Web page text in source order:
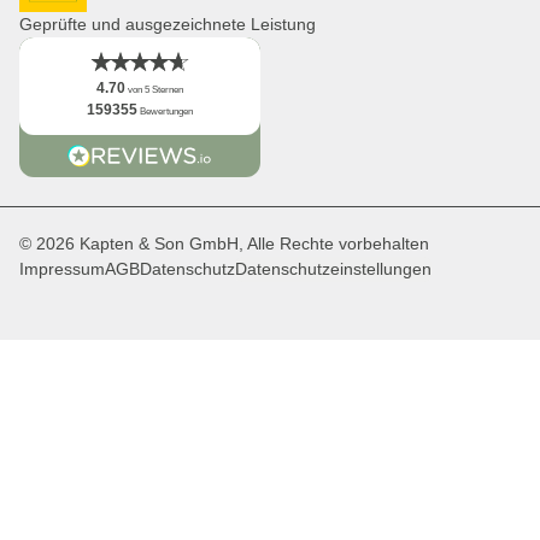
App
Geprüfte und ausgezeichnete Leistung
4.70 von 5 Sternen
159355 Bewertungen
© 2026 Kapten & Son GmbH, Alle Rechte vorbehalten
ImpressumAGBDatenschutzDatenschutzeinstellungen